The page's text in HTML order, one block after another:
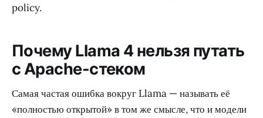
policy.
Почему Llama 4 нельзя путать
с Apache-стеком
Самая частая ошибка вокруг Llama — называть её
«полностью открытой» в том же смысле, что и модели